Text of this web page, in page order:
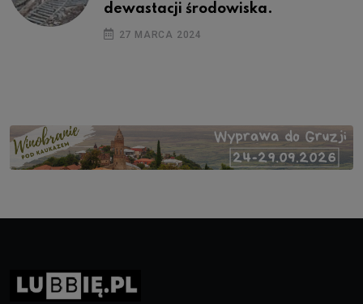
dewastacji środowiska.
27 MARCA 2024